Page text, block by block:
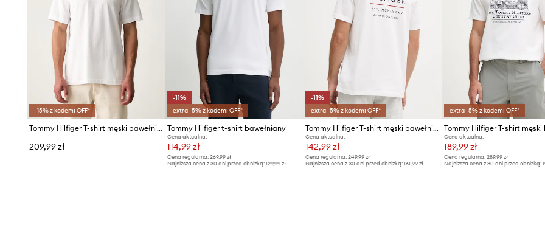
-15% z kodem: OFF*
Tommy Hilfiger T-shirt męski bawełniany
209,99 zł
-11%
extra -5% z kodem: OFF*
Tommy Hilfiger t-shirt bawełniany
Cena aktualna:
114,99 zł
Cena regularna:269,99 zł
Najniższa cena z 30 dni przed obniżką:129,99 zł
-11%
extra -5% z kodem: OFF*
Tommy Hilfiger T-shirt męski bawełniany
Cena aktualna:
142,99 zł
Cena regularna: 249,99 zł
Najniższa cena z 30 dni przed obniżką: 161,99 zł
extra -5% z kodem: OFF*
Cena aktualna:
189,99 zł
Cena regularna: 289,99 zł
Najniższa cena z 30 dni przed obniżką: